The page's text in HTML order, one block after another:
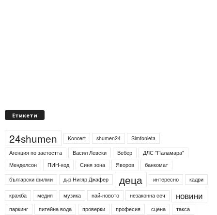
Етикети
24shumen Koncert shumen24
Simfonieta
Агенция по заетостта
Васил Левски Вебер
ДЛС "Паламара"
Менделсон
ПИН-код Синя зона Яворов
банкомат
български филми
д-р Нигяр Джафер деца интересно кадри
кражба медия музика най-новото незаконна сеч новини
паркинг питейна вода проверки професия сцена такса